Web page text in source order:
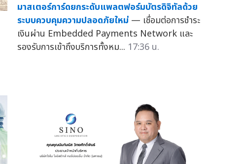
มาสเตอร์การ์ดยกระดับแพลตฟอร์มบัตรดิจิทัลด้วย
ระบบควบคุมความปลอดภัยใหม่ — เชื่อมต่อการชำระ
เงินผ่าน Embedded Payments Network และ
รองรับการเข้าถึงบริการทั้งหม... 17:36 น.